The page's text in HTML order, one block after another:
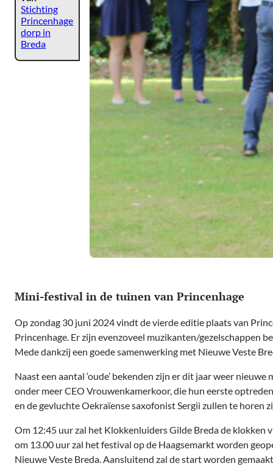
Stichting
Princenhage
dorp in
Breda
Mini-festival in de tuinen van Princenhage
Op zondag 30 juni 2024 vindt de vierde editie plaats van
Princenhage. Er zijn evenzoveel muzikanten/gezelschappen
Mede dankzij een goede samenwerking met Nieuwe Veste
Naast een aantal ‘oude’ bekenden zijn er dit jaar weer
onder meer CEO Vrouwenkamerkoor, die hun eerste
en de gevluchte Oekraïense saxofonist Sergii zullen te horen
Om 12:45 uur zal het Klokkenluiders Gilde Breda de klokken
om 13.00 uur zal het festival op de Haagsemarkt worden
Nieuwe Veste Breda. Aansluitend zal de start worden